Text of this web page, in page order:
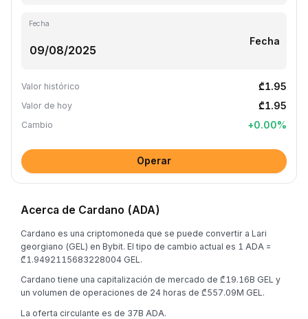
Fecha
Fecha
Valor histórico ₾1.95
Valor de hoy ₾1.95
Cambio +0.00%
Operar
Acerca de Cardano (ADA)
Cardano es una criptomoneda que se puede convertir a Lari
georgiano (GEL) en Bybit. El tipo de cambio actual es 1 ADA =
₾1.9492115683228004 GEL.
Cardano tiene una capitalización de mercado de ₾19.16B GEL y
un volumen de operaciones de 24 horas de ₾557.09M GEL.
La oferta circulante es de 37B ADA.